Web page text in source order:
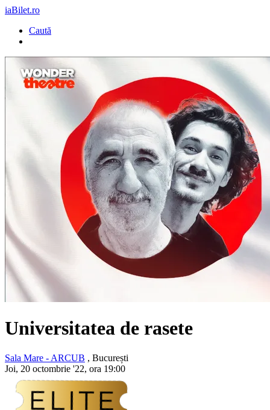
iaBilet.ro
Caută
Universitatea de rasete
Sala Mare - ARCUB , București
Joi, 20 octombrie '22, ora 19:00